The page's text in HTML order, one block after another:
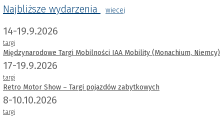
Najbliższe wydarzenia
wiecej
14-19.9.2026
targi
Międzynarodowe Targi Mobilności IAA Mobility (Monachium, Niemcy)
17-19.9.2026
targi
Retro Motor Show – Targi pojazdów zabytkowych
8-10.10.2026
targi